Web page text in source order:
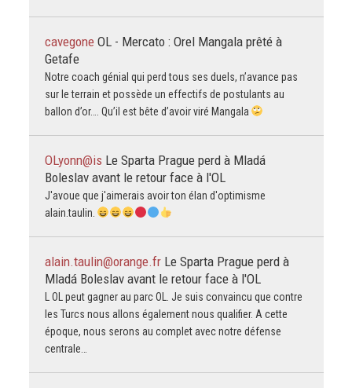
cavegone OL - Mercato : Orel Mangala prêté à
Getafe
Notre coach génial qui perd tous ses duels, n’avance pas
sur le terrain et possède un effectifs de postulants au
ballon d’or…. Qu’il est bête d’avoir viré Mangala
OLyonn@is Le Sparta Prague perd à Mladá
Boleslav avant le retour face à l'OL
J'avoue que j'aimerais avoir ton élan d'optimisme
alain.taulin.
alain.taulin@orange.fr Le Sparta Prague perd à
Mladá Boleslav avant le retour face à l'OL
L OL peut gagner au parc OL. Je suis convaincu que contre
les Turcs nous allons également nous qualifier. A cette
époque, nous serons au complet avec notre défense
centrale…